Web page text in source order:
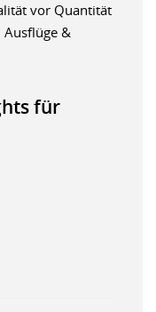
vor Quantität
Ausflüge &
für